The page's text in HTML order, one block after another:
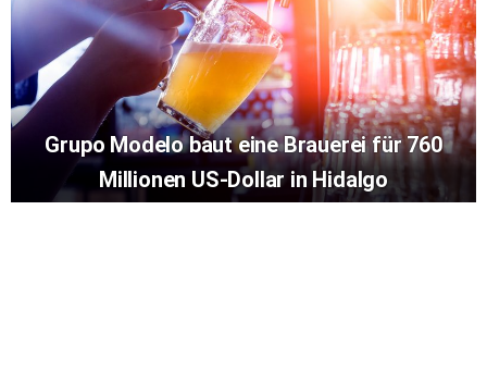
Grupo Modelo baut eine Brauerei für 760
Millionen US-Dollar in Hidalgo